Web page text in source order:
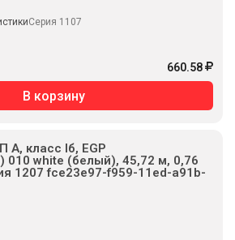
Серия 1107
660.58
В корзину
А, класс Iб, EGP
010 white (белый), 45,72 м, 0,76
1207 fce23e97-f959-11ed-a91b-